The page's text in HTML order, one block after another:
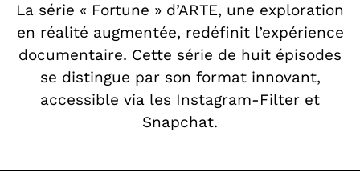
La série « Fortune » d’ARTE, une exploration
en réalité augmentée, redéfinit l’expérience
documentaire. Cette série de huit épisodes
se distingue par son format innovant,
accessible via les Instagram-Filter et
Snapchat.